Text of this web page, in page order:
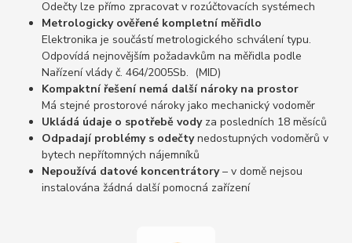
Odečty lze přímo zpracovat v rozúčtovacích systémech
Metrologicky ověřené kompletní měřidlo
Elektronika je součástí metrologického schválení typu.
Odpovídá nejnovějším požadavkům na měřidla podle
Nařízení vlády č. 464/2005Sb. (MID)
Kompaktní řešení nemá další nároky na prostor
Má stejné prostorové nároky jako mechanický vodoměr
Ukládá údaje o spotřebě vodyza posledních 18 měsíců
Odpadají problémy s odečtynedostupných vodoměrů v
bytech nepřítomných nájemníků
Nepoužívá datové koncentrátory– v domě nejsou
instalována žádná další pomocná zařízení